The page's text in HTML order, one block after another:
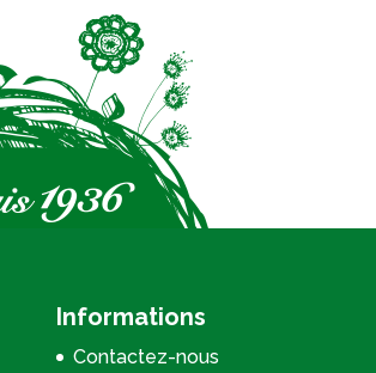
Informations
Contactez-nous